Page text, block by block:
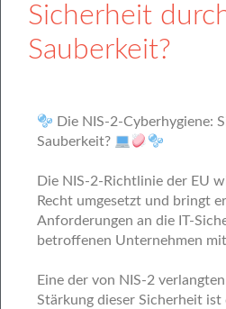
Sicherheit
Sauberkeit?
Die NIS-2-Cyberhygiene:
Sauberkeit?
Die NIS-2-Richtlinie der EU
Recht umgesetzt und bringt
Anforderungen an die IT-
betroffenen Unternehmen
Eine der von NIS-2
Stärkung dieser Sicherheit